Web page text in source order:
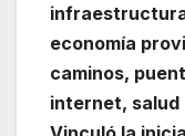
economía
caminos,
internet, salud